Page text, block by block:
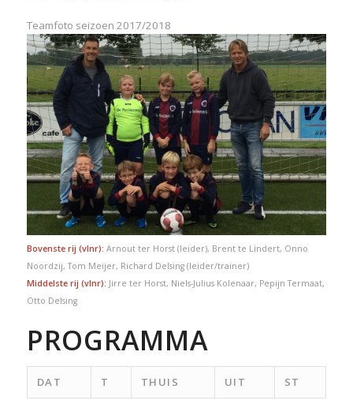
Teamfoto seizoen 2017/2018
Bovenste rij (vlnr): Arnout ter Horst (leider), Brent te Lindert, Onno
Noordzij, Tom Meijer, Richard Delsing (leider/trainer)
Middelste rij (vlnr): Jirre ter Horst, Niels-Julius Kolenaar, Pepijn Termaat,
Otto Delsing
PROGRAMMA
DAT T THUIS UIT ST